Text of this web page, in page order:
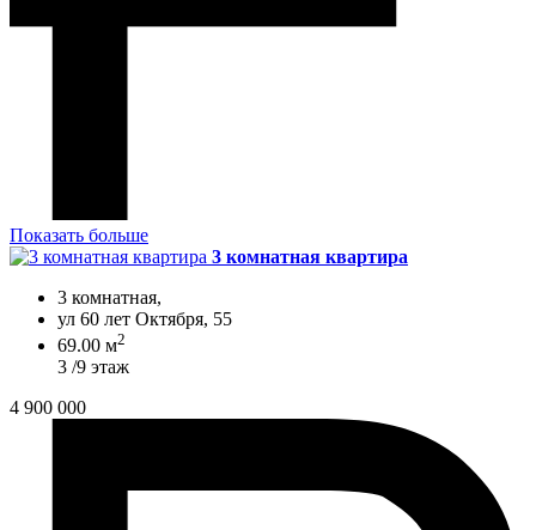
Показать больше
3 комнатная квартира
3 комнатная,
ул 60 лет Октября, 55
69.00 м2
3 /9 этаж
4 900 000